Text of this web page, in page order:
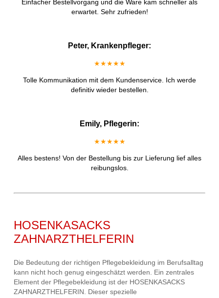
Einfacher Bestellvorgang und die Ware kam schneller als
erwartet. Sehr zufrieden!
Peter, Krankenpfleger:
★★★★★
Tolle Kommunikation mit dem Kundenservice. Ich werde
definitiv wieder bestellen.
Emily, Pflegerin:
★★★★★
Alles bestens! Von der Bestellung bis zur Lieferung lief alles
reibungslos.
HOSENKASACKS
ZAHNARZTHELFERIN
Die Bedeutung der richtigen Pflegebekleidung im Berufsalltag
kann nicht hoch genug eingeschätzt werden. Ein zentrales
Element der Pflegebekleidung ist der HOSENKASACKS
ZAHNARZTHELFERIN. Dieser spezielle